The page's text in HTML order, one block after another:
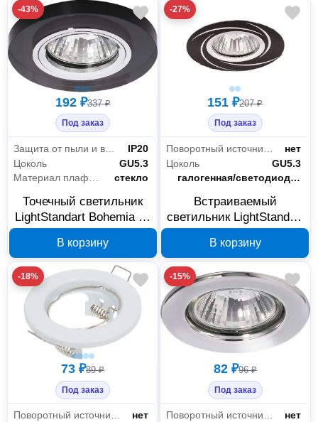
Электрика и свет
Светильники 46
-43%
192 ₽337 ₽
Под заказ
IP20
Цоколь
GU5.3
Материал плафона
стекло
Точечный светильник
LightStandart Bohemia 51
зеркало, IT2125
В корзину
-27%
151 ₽207 ₽
Под заказ
нет
Цоколь
GU5.3
Тип лампы
галогенная/светодиодная
Встраиваемый
светильник LightStandart
черный/хром IT8505
В корзину
-18%
73 ₽89 ₽
Под заказ
Поворотный источник света
нет
-15%
82 ₽96 ₽
Под заказ
Поворотный источник света
нет